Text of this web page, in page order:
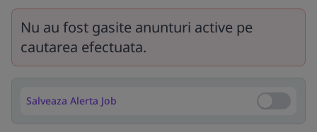
Nu au fost gasite anunturi active pe
cautarea efectuata.
Salveaza Alerta Job Salveaza